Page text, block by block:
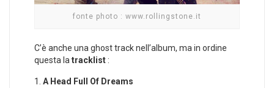
fonte photo : www.rollingstone.it
C’è anche una ghost track nell’album, ma in ordine
questa latracklist :
1. A Head Full Of Dreams